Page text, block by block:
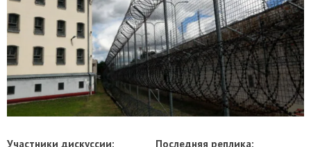
Участники дискуссии: Последняя реплика: